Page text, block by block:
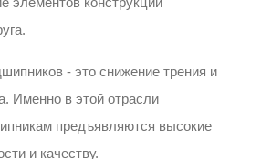
- это снижение трения и
Именно в этой отрасли
предъявляются высокие
и качеству.